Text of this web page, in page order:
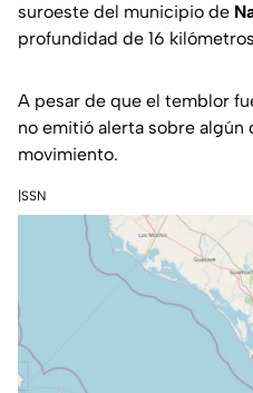
suroeste del municipio de
profundidad de 16
A pesar de que el temblor
no emitió alerta sobre algún
movimiento.
|SSN